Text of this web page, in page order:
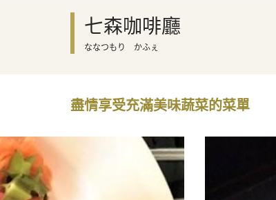
七森咖啡廳
ななつもり かふぇ
盡情享受充滿美味蔬菜的菜單